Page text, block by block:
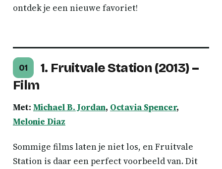
ontdek je een nieuwe favoriet!
01
1. Fruitvale Station (2013) –
Film
Met: Michael B. Jordan, Octavia Spencer,
Melonie Diaz
Sommige films laten je niet los, en Fruitvale
Station is daar een perfect voorbeeld van. Dit